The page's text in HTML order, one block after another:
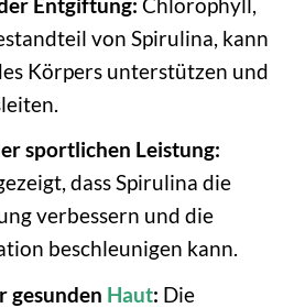
von Spirulina, kann
Körpers unterstützen und
sportlichen Leistung:
dass Spirulina die
verbessern und die
beschleunigen kann.
gesunden Haut: Die